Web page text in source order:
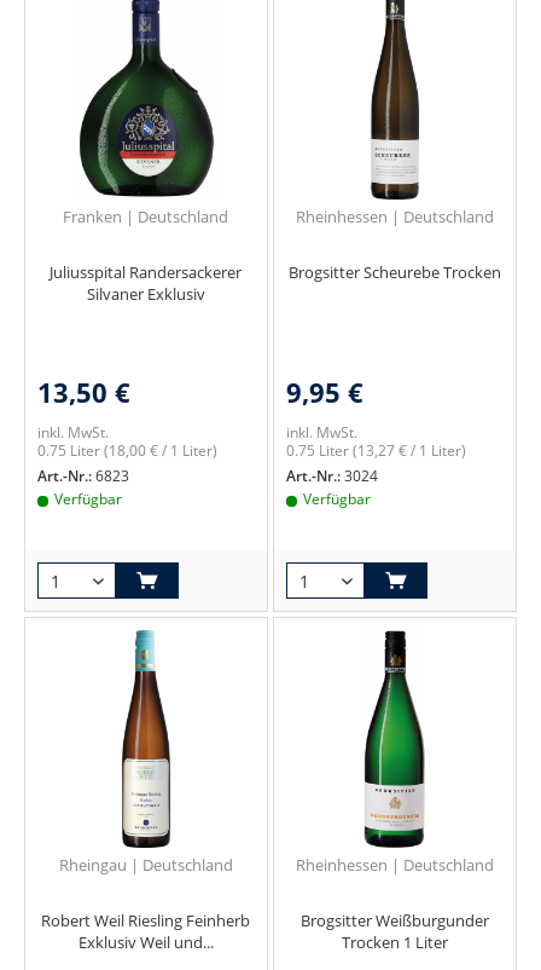
Franken | Deutschland
Juliusspital Randersackerer
Silvaner Exklusiv
13,50 €
inkl. MwSt.
0.75 Liter(18,00 € / 1 Liter)
Art.-Nr.:6823
Verfügbar
Rheinhessen | Deutschland
Brogsitter Scheurebe Trocken
9,95 €
inkl. MwSt.
0.75 Liter(13,27 € / 1 Liter)
Art.-Nr.:3024
Verfügbar
Rheingau | Deutschland
Robert Weil Riesling Feinherb
Exklusiv Weil und...
Rheinhessen | Deutschland
Brogsitter Weißburgunder
Trocken 1 Liter